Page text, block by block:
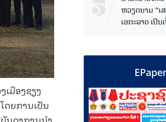
ມືອງຊຽງ
ດຍການເປັນ
ຫວຽດນາມ “ເ
ເອກະລາດ ເປັນ
EPaper